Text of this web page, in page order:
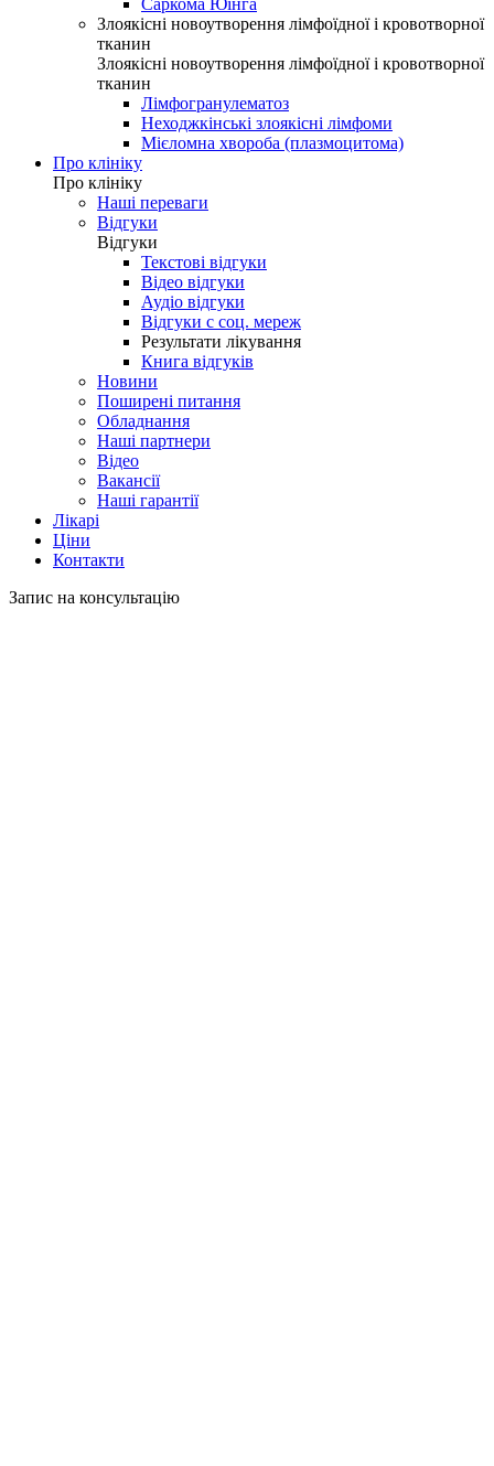
Саркома Юінга
Злоякісні новоутворення лімфоїдної і кровотворної
тканин
Злоякісні новоутворення лімфоїдної і кровотворної
тканин
Лімфогранулематоз
Неходжкінські злоякісні лімфоми
Мієломна хвороба (плазмоцитома)
Про клініку
Про клініку
Наші переваги
Відгуки
Відгуки
Текстові відгуки
Відео відгуки
Аудіо відгуки
Відгуки с соц. мереж
Результати лікування
Книга відгуків
Новини
Поширені питання
Обладнання
Наші партнери
Відео
Вакансії
Наші гарантії
Лікарі
Ціни
Контакти
Запис на консультацію